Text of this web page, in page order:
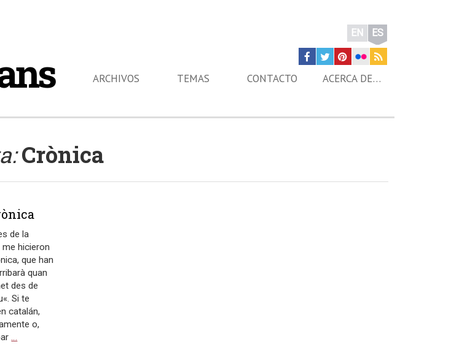
EN ES
ARCHIVOS TEMAS CONTACTO ACERCA DE…
Crònica
de la
hicieron
que han
quan
des de
Si te
catalán,
o,
…